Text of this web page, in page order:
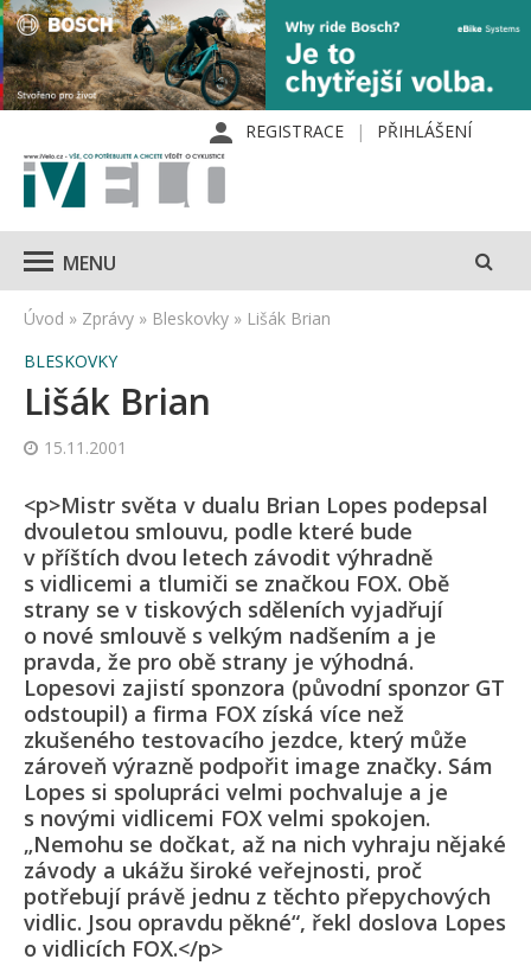
REGISTRACE PŘIHLÁŠENÍ
MENU
Úvod » Zprávy » Bleskovky » Lišák Brian
BLESKOVKY
Lišák Brian
15.11.2001
<p>Mistr světa v dualu Brian Lopes podepsal
dvouletou smlouvu, podle které bude
v příštích dvou letech závodit výhradně
s vidlicemi a tlumiči se značkou FOX. Obě
strany se v tiskových sděleních vyjadřují
o nové smlouvě s velkým nadšením a je
pravda, že pro obě strany je výhodná.
Lopesovi zajistí sponzora (původní sponzor GT
odstoupil) a firma FOX získá více než
zkušeného testovacího jezdce, který může
zároveň výrazně podpořit image značky. Sám
Lopes si spolupráci velmi pochvaluje a je
s novými vidlicemi FOX velmi spokojen.
„Nemohu se dočkat, až na nich vyhraju nějaké
závody a ukážu široké veřejnosti, proč
potřebují právě jednu z těchto přepychových
vidlic. Jsou opravdu pěkné“, řekl doslova Lopes
o vidlicích FOX.</p>